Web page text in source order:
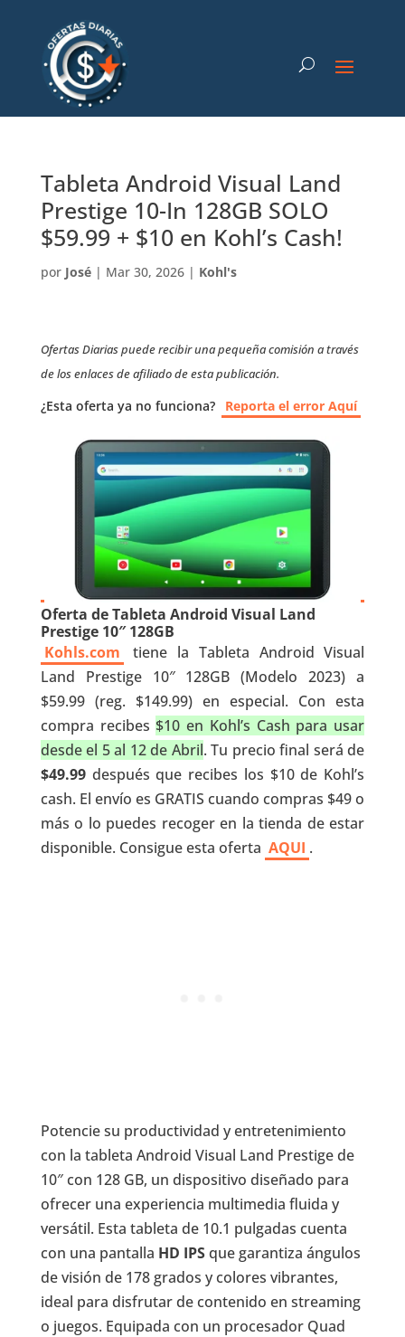
Tableta Android Visual Land
Prestige 10-In 128GB SOLO
$59.99 + $10 en Kohl’s Cash!
por José| Mar 30, 2026| Kohl's
Ofertas Diarias puede recibir una pequeña comisión a través
de los enlaces de afiliado de esta publicación.
¿Esta oferta ya no funciona? Reporta el error Aquí
Oferta de Tableta Android Visual Land
Prestige 10″ 128GB
Kohls.com
tiene la Tableta Android Visual
Land Prestige 10″ 128GB (Modelo 2023) a
$59.99 (reg. $149.99) en especial. Con esta
compra recibes $10 en Kohl’s Cash para usar
desde el 5 al 12 de Abril. Tu precio final será de
$49.99después que recibes los $10 de Kohl’s
cash. El envío es GRATIS cuando compras $49 o
más o lo puedes recoger en la tienda de estar
disponible. Consigue esta oferta AQUI .
Potencie su productividad y entretenimiento
con la tableta Android Visual Land Prestige de
10″ con 128 GB, un dispositivo diseñado para
ofrecer una experiencia multimedia fluida y
versátil. Esta tableta de 10.1 pulgadas cuenta
con una pantalla HD IPSque garantiza ángulos
de visión de 178 grados y colores vibrantes,
ideal para disfrutar de contenido en streaming
o juegos. Equipada con un procesador Quad